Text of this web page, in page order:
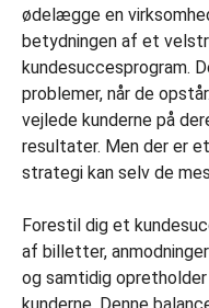
ødelægge en
betydningen af et
kundesuccesprogram.
problemer, når de
vejlede kunderne på
resultater. Men der er
strategi kan selv de
Forestil dig et
af billetter,
og samtidig